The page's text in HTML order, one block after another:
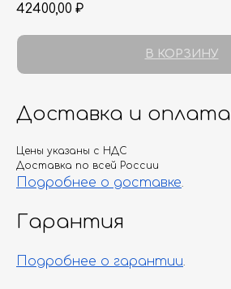
42400,00 ₽
В КОРЗИНУ
Доставка и оплата
Цены указаны с НДС
Доставка по всей России
Подробнее о доставке.
Гарантия
Подробнее о гарантии.